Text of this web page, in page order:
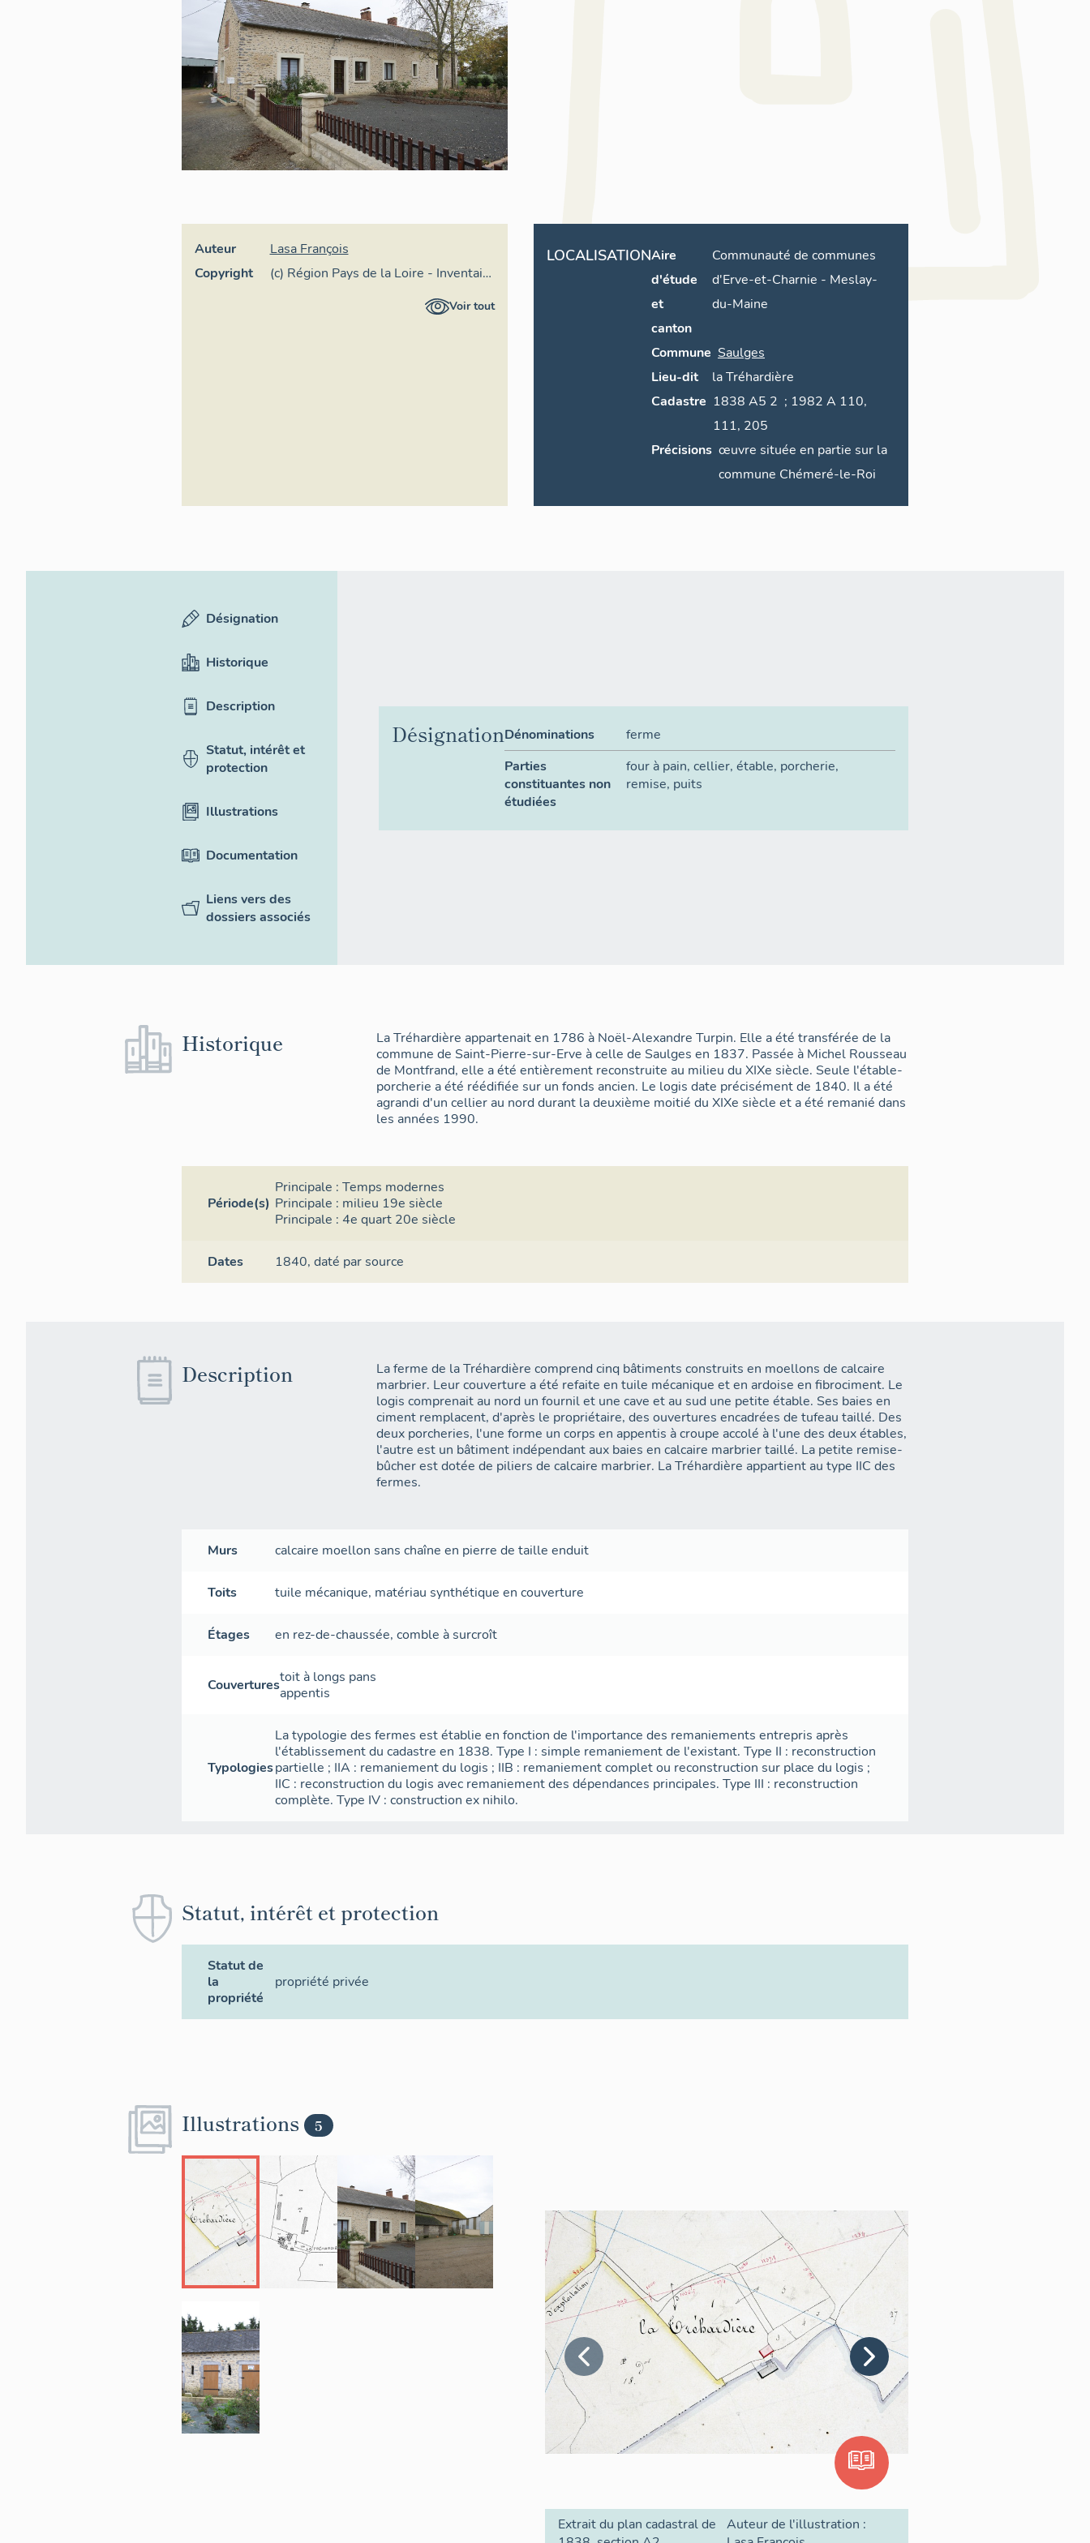
Auteur
Lasa François
Copyright
(c) Région Pays de la Loire - Inventaire
Voir tout
LOCALISATIONAire
d'étude
et
canton
Communauté de communes
d'Erve-et-Charnie - Meslay-
du-Maine
Commune Saulges
Lieu-dit
laTréhardière
Cadastre 1838 A5 2 ; 1982 A 110,
111, 205
Précisions œuvre située en partie sur la
commune Chémeré-le-Roi
Désignation
Historique
Description
Statut, intérêt et
protection
Illustrations
Documentation
Liens vers des
dossiers associés
DésignationDénominations
ferme
Parties
constituantes non
étudiées
four à pain,cellier,étable, porcherie,
remise, puits
Historique
La Tréhardière appartenait en 1786 à Noël-Alexandre Turpin. Elle a été transférée de la
commune de Saint-Pierre-sur-Erve à celle de Saulges en 1837. Passée à Michel Rousseau
de Montfrand, elle a été entièrement reconstruite au milieu du XIXe siècle. Seule l'étable-
porcherie a été réédifiée sur un fonds ancien. Le logis date précisément de 1840. Il a été
agrandi d'un cellier au nord durant la deuxième moitié du XIXe siècle et a été remanié dans
les années 1990.
Période(s)
Principale :Temps modernes
Principale : milieu 19e siècle
Principale :4e quart 20e siècle
Dates 1840,daté par source
Description
La ferme de la Tréhardière comprend cinq bâtiments construits en moellons de calcaire
marbrier. Leur couverture a été refaite en tuile mécanique et en ardoise en fibrociment. Le
logis comprenait au nord un fournil et une cave et au sud une petite étable. Ses baies en
ciment remplacent, d'après le propriétaire, des ouvertures encadrées de tufeau taillé. Des
deux porcheries, l'une forme un corps en appentis à croupe accolé à l'une des deux étables,
l'autre est un bâtiment indépendant aux baies en calcaire marbrier taillé. La petite remise-
bûcher est dotée de piliers de calcaire marbrier. La Tréhardière appartient au type IIC des
fermes.
Murs calcaire moellon sans chaîne en pierre de taille enduit
Toits tuile mécanique, matériau synthétique en couverture
Étages en rez-de-chaussée,comble à surcroît
Couverturestoit à longs pans
appentis
Typologies
La typologie des fermes est établie en fonction de l'importance des remaniements entrepris après
l'établissement du cadastre en 1838. Type I : simple remaniement de l'existant. Type II : reconstruction
partielle ; IIA : remaniement du logis ; IIB : remaniement complet ou reconstruction sur place du logis ;
IIC : reconstruction du logis avec remaniement des dépendances principales. Type III : reconstruction
complète. Type IV : construction ex nihilo.
Statut, intérêt et protection
Statut de
la
propriété
propriété privée
Illustrations 5
Extrait du plan cadastral de
Auteur de l'illustration :